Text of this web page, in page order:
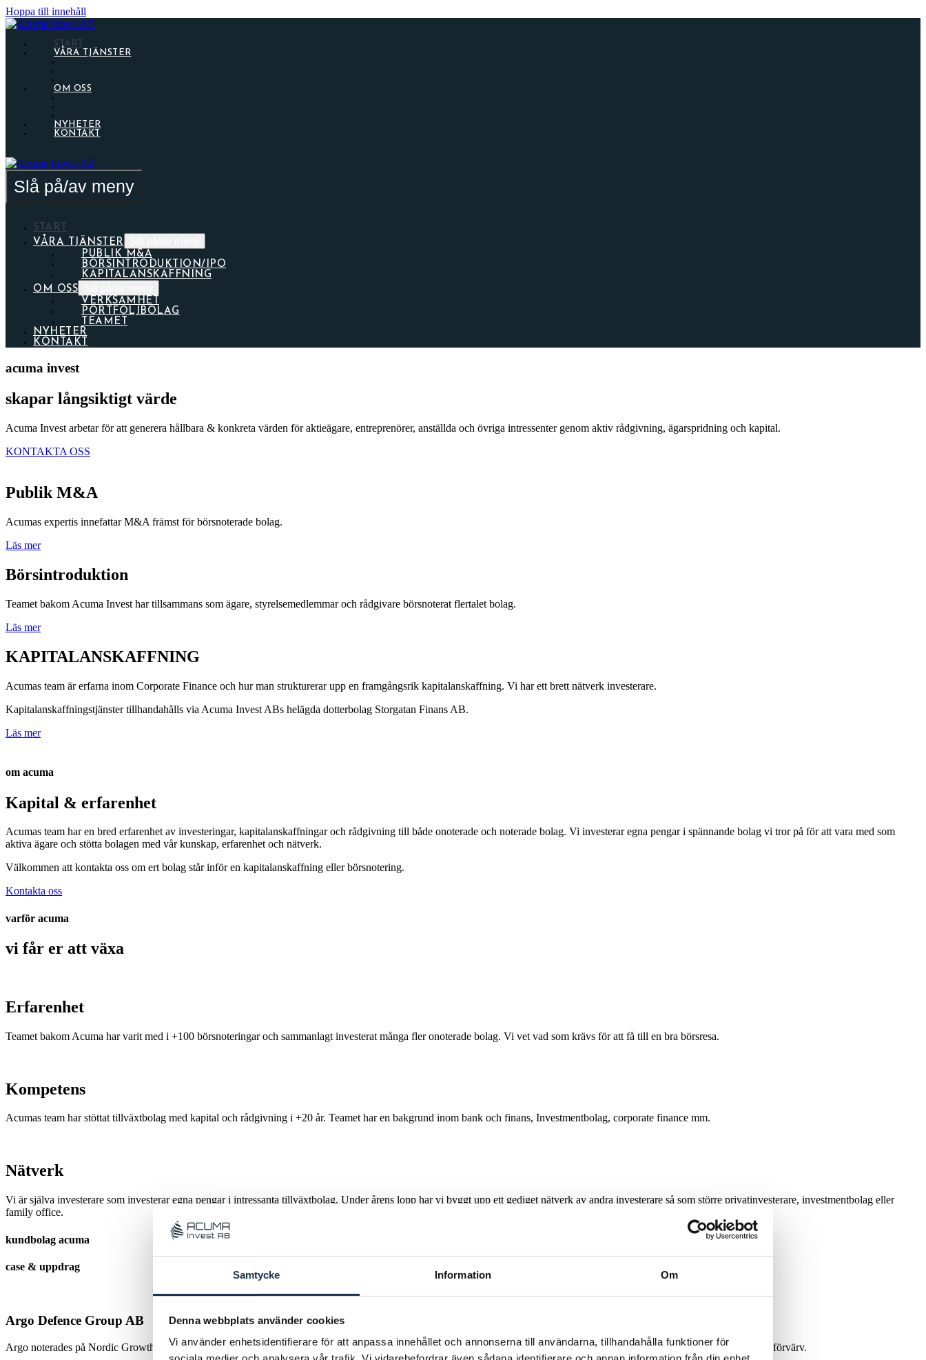
Samtycke Information Om
Denna webbplats använder cookies
Vi använder enhetsidentifierare för att anpassa innehållet och annonserna till användarna, tillhandahålla funktioner för
Hoppa till innehåll
START
VÅRA TJÄNSTER
OM OSS
NYHETER
KONTAKT
Slå på/av meny
START
VÅRA TJÄNSTER
PUBLIK M&A
BÖRSINTRODUKTION/IPO
KAPITALANSKAFFNING
OM OSS
VERKSAMHET
PORTFÖLJBOLAG
TEAMET
NYHETER
KONTAKT
acuma invest
skapar långsiktigt värde
Acuma Invest arbetar för att generera hållbara & konkreta värden för aktieägare, entreprenörer, anställda och övriga intressenter genom aktiv rådgivning, ägarspridning och kapital.
KONTAKTA OSS
Publik M&A
Acumas expertis innefattar M&A främst för börsnoterade bolag.
Läs mer
Börsintroduktion
Teamet bakom Acuma Invest har tillsammans som ägare, styrelsemedlemmar och rådgivare börsnoterat flertalet bolag.
Läs mer
KAPITALANSKAFFNING
Acumas team är erfarna inom Corporate Finance och hur man strukturerar upp en framgångsrik kapitalanskaffning. Vi har ett brett nätverk investerare.
Kapitalanskaffningstjänster tillhandahålls via Acuma Invest ABs helägda dotterbolag Storgatan Finans AB.
Läs mer
om acuma
Kapital & erfarenhet
Acumas team har en bred erfarenhet av investeringar, kapitalanskaffningar och rådgivning till både onoterade och noterade bolag. Vi investerar egna pengar i spännande bolag vi tror på för att vara med som
aktiva ägare och stötta bolagen med vår kunskap, erfarenhet och nätverk.
Välkommen att kontakta oss om ert bolag står inför en kapitalanskaffning eller börsnotering.
Kontakta oss
varför acuma
vi får er att växa
Erfarenhet
Teamet bakom Acuma har varit med i +100 börsnoteringar och sammanlagt investerat många fler onoterade bolag. Vi vet vad som krävs för att få till en bra börsresa.
Kompetens
Acumas team har stöttat tillväxtbolag med kapital och rådgivning i +20 år. Teamet har en bakgrund inom bank och finans, Investmentbolag, corporate finance mm.
Nätverk
Vi är själva investerare som investerar egna pengar i intressanta tillväxtbolag. Under årens lopp har vi byggt upp ett gediget nätverk av andra investerare så som större privatinvesterare, investmentbolag eller
family office.
kundbolag acuma
case & uppdrag
Argo Defence Group AB
Argo noterades på Nordic Growth Market i december 2025. Teamet bakom Acuma var tidiga investera i Argo och stöttade bolaget i samband med börsnoteringen och även med förvärv.